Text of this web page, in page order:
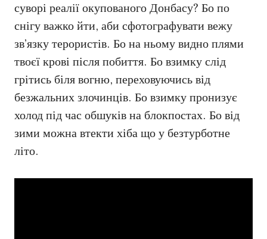
суворі реалії окупованого Донбасу? Бо по
снігу важко йти, аби сфотографувати вежу
зв’язку терористів. Бо на ньому видно плями
твоєї крові після побиття. Бо взимку слід
грітись біля вогню, переховуючись від
безжальних злочинців. Бо взимку пронизує
холод під час обшуків на блокпостах. Бо від
зими можна втекти хіба що у безтурботне
літо.